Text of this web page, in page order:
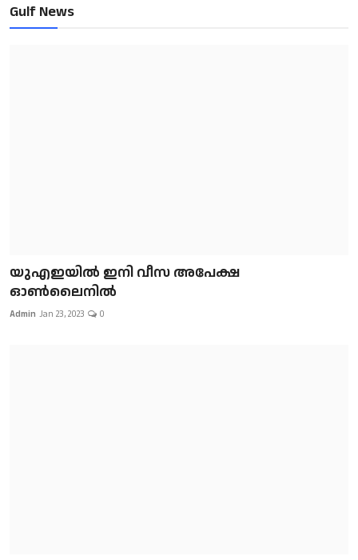
Gulf News
യുഎഇയിൽ ഇനി വീസ അപേക്ഷ
ഓൺലൈനിൽ
Admin Jan 23, 2023 0